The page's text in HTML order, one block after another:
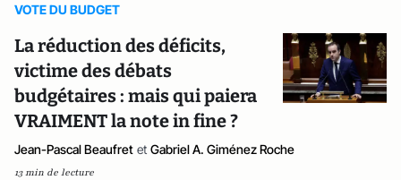
VOTE DU BUDGET
La réduction des déficits,
victime des débats
budgétaires : mais qui paiera
VRAIMENT la note in fine ?
Jean-Pascal Beaufret et Gabriel A. Giménez Roche
13 min de lecture